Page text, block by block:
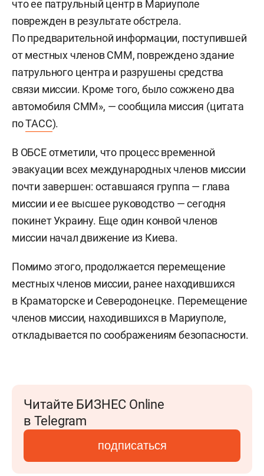
что ее патрульный центр в Мариуполе
поврежден в результате обстрела.
По предварительной информации, поступившей
от местных членов СММ, повреждено здание
патрульного центра и разрушены средства
связи миссии. Кроме того, было сожжено два
автомобиля СММ», — сообщила миссия (цитата
поТАСС).
В ОБСЕ отметили, что процесс временной
эвакуации всех международных членов миссии
почти завершен: оставшаяся группа — глава
миссии и ее высшее руководство — сегодня
покинет Украину. Еще один конвой членов
миссии начал движение из Киева.
Помимо этого, продолжается перемещение
местных членов миссии, ранее находившихся
в Краматорске и Северодонецке. Перемещение
членов миссии, находившихся в Мариуполе,
откладывается по соображениям безопасности.
Читайте БИЗНЕС Online
в Telegram
подписаться